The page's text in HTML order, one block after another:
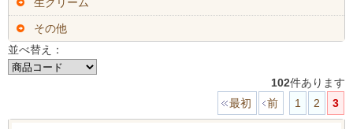
その他
並べ替え：
102件あります
最初
前 1 2 3